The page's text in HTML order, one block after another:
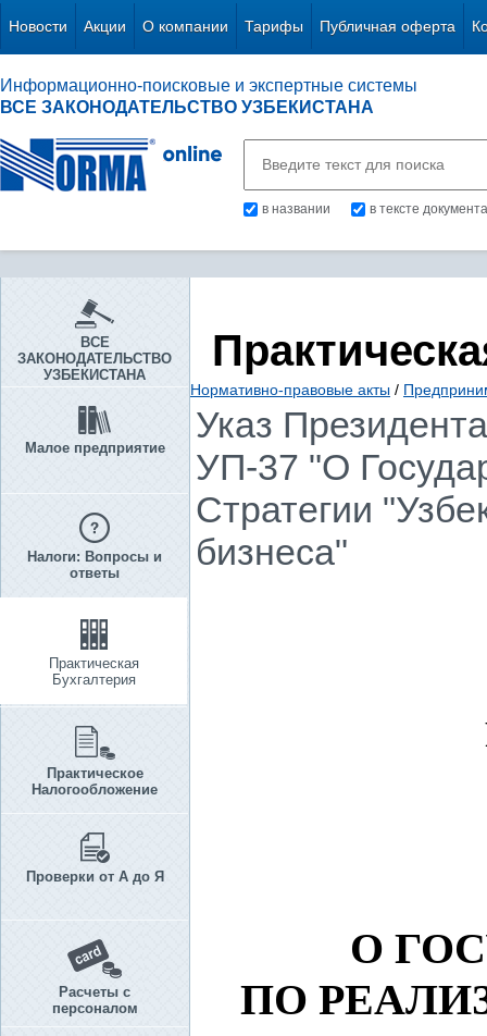
Новости Акции О компании Тарифы Публичная оферта
Информационно-поисковые и экспертные системы
ВСЕ ЗАКОНОДАТЕЛЬСТВО УЗБЕКИСТАНА
в названии в тексте документа
ВСЕ
ЗАКОНОДАТЕЛЬСТВО
УЗБЕКИСТАНА
Малое предприятие
Налоги: Вопросы и
ответы
Практическая
Бухгалтерия
Практическое
Налогообложение
Проверки от А до Я
Расчеты с
персоналом
Нормативно-правовые акты /
Указ
УП-37 "О
Стратегии
бизнеса"
О
ПО